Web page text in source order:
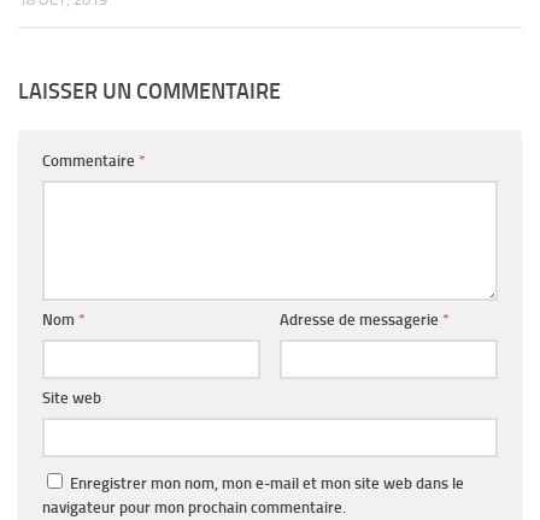
LAISSER UN COMMENTAIRE
Commentaire *
Nom * Adresse de messagerie *
Site web
Enregistrer mon nom, mon e-mail et mon site web dans le
navigateur pour mon prochain commentaire.